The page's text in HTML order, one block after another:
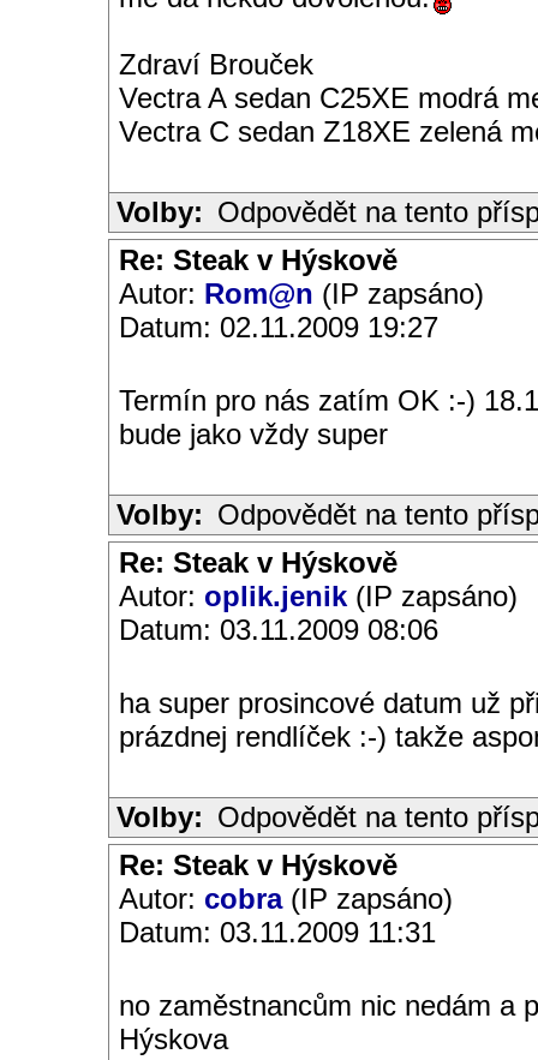
Zdraví Brouček
Vectra A sedan C25XE modrá
Vectra C sedan Z18XE zelená
Volby: Odpovědět na tento
Re: Steak v Hýskově
Autor: Rom@n (IP zapsáno)
Datum: 02.11.2009 19:27
Termín pro nás zatím OK :-)
bude jako vždy super
Volby: Odpovědět na tento
Re: Steak v Hýskově
Autor: oplik.jenik (IP zapsáno)
Datum: 03.11.2009 08:06
ha super prosincové datum už
prázdnej rendlíček :-) takže
Volby: Odpovědět na tento
Re: Steak v Hýskově
Autor: cobra(IP zapsáno)
Datum: 03.11.2009 11:31
no zaměstnancům nic nedám a
Hýskova